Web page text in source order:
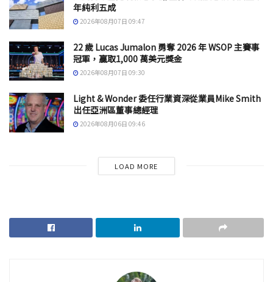
年純利五成
2026年08月07日 09:47
22 歲 Lucas Jumalon 勇奪 2026 年 WSOP 主賽事
冠軍，贏取1,000 萬美元獎金
2026年08月07日 09:30
Light & Wonder 委任行業資深從業員Mike Smith
出任亞洲區董事總經理
2026年08月06日 09:46
LOAD MORE